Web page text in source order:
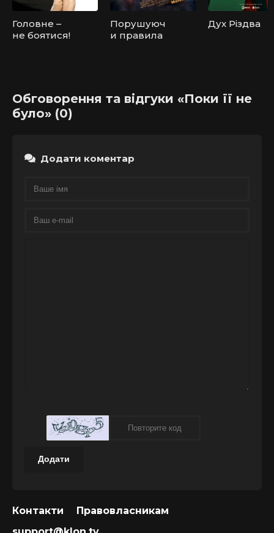
Головне –
не боятися!
Порушуюч
и правила
Дух Різдва
Обговорення та відгуки «Поки її не
було» (0)
Додати коментар
Додати
Контакти
Правовласникам